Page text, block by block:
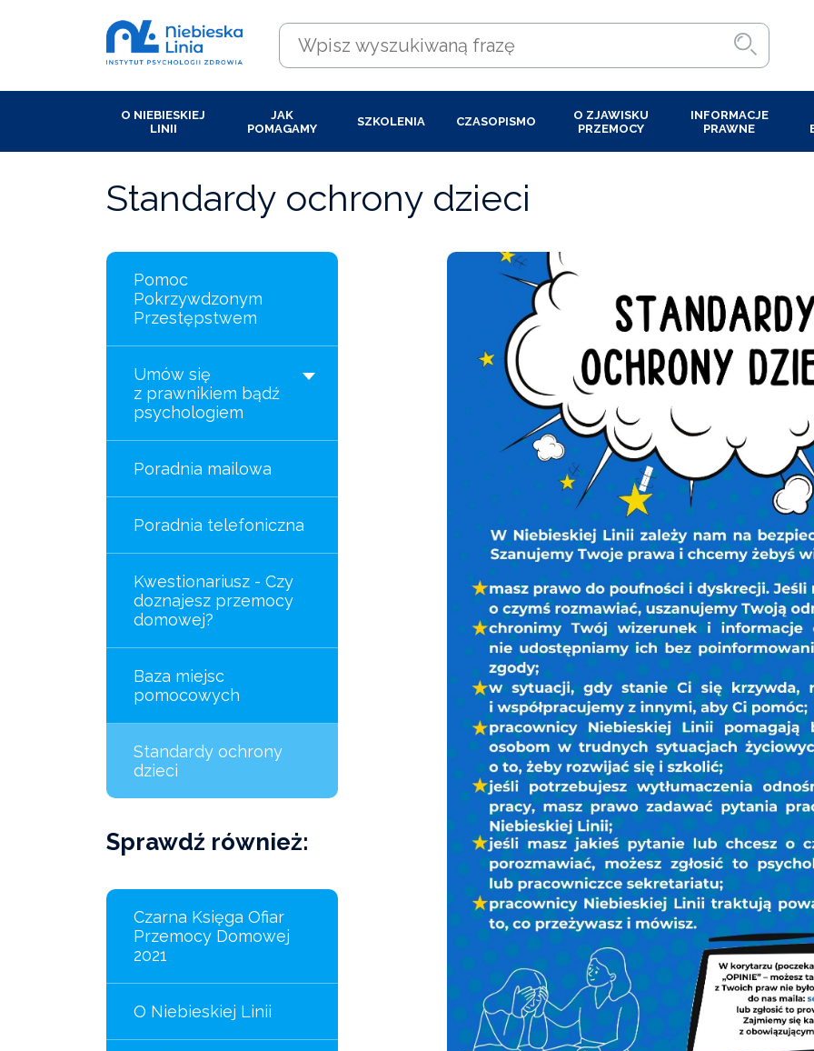
O NIEBIESKIEJ
LINII
JAK
POMAGAMY
SZKOLENIA CZASOPISMO
O ZJAWISKU
PRZEMOCY
INFORMACJE
PRAWNE
Standardy ochrony dzieci
Pomoc
Pokrzywdzonym
Przestępstwem
Umów się
z prawnikiem bądź
psychologiem
Bezpieczny Widok
specjalistyczna
Poradnia mailowa
Poradnia telefoniczna
Kwestionariusz - Czy
doznajesz przemocy
domowej?
Baza miejsc
pomocowych
Standardy ochrony
dzieci
Sprawdź również:
Czarna Księga Ofiar
Przemocy Domowej
2021
O Niebieskiej Linii